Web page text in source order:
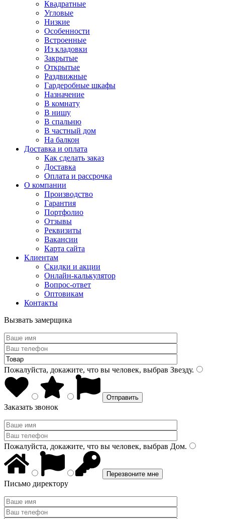
Квадратные
Угловые
Низкие
Особенности
Встроенные
Из кладовки
Закрытые
Открытые
Раздвижные
Гардеробные шкафы
Назначение
В комнату
В нишу
В спальню
В частный дом
На балкон
Доставка и оплата
Как сделать заказ
Доставка
Оплата и рассрочка
О компании
Производство
Гарантия
Портфолио
Отзывы
Реквизиты
Вакансии
Карта сайта
Клиентам
Скидки и акции
Онлайн-калькулятор
Вопрос-ответ
Оптовикам
Контакты
Вызвать замерщика
Пожалуйста, докажите, что вы человек, выбрав Звезду.
Заказать звонок
Пожалуйста, докажите, что вы человек, выбрав Дом.
Письмо директору